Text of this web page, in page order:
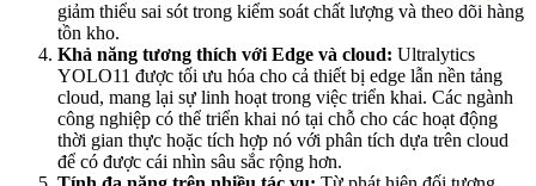
giảm thiểu sai sót trong kiểm soát chất lượng và theo dõi hàng
tồn kho.
Khả năng tương thích với Edge và cloud: Ultralytics
YOLO11 được tối ưu hóa cho cả thiết bị edge lẫn nền tảng
cloud, mang lại sự linh hoạt trong việc triển khai. Các ngành
công nghiệp có thể triển khai nó tại chỗ cho các hoạt động
thời gian thực hoặc tích hợp nó với phân tích dựa trên cloud
để có được cái nhìn sâu sắc rộng hơn.